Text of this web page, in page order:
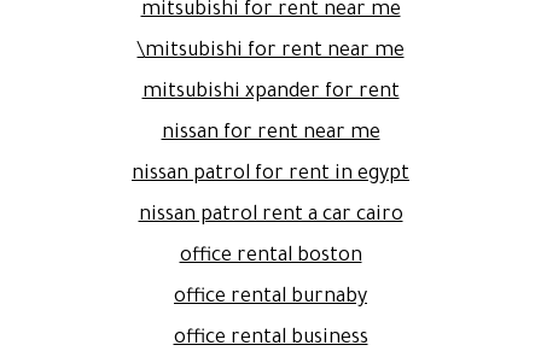
mitsubishi for rent near me
mitsubishi for rent near me\
mitsubishi xpander for rent
nissan for rent near me
nissan patrol for rent in egypt
nissan patrol rent a car cairo
office rental boston
office rental burnaby
office rental business